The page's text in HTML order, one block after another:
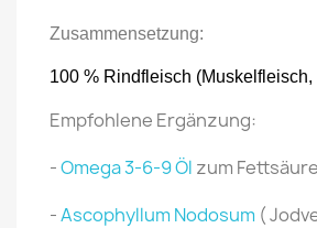
Zusammensetzung:
100 % Rindfleisch
Empfohlene Ergänzung:
-Omega 3-6-9 Öl zum
-Ascophyllum Nodosum (